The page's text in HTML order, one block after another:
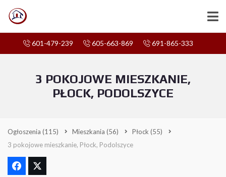
601-479-239 605-663-869 691-865-333
3 POKOJOWE MIESZKANIE,
PŁOCK, PODOLSZYCE
Ogłoszenia (115) Mieszkania (56) Płock (55)
3 pokojowe mieszkanie, Płock, Podolszyce